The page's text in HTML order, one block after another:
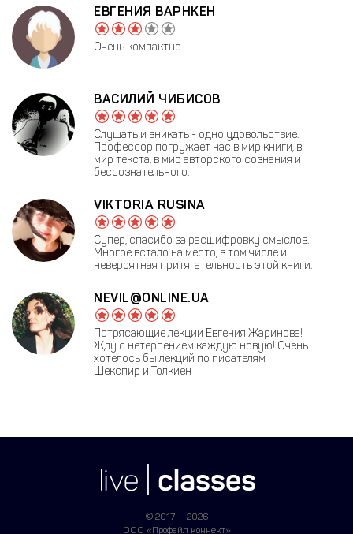
ЕВГЕНИЯ ВАРНКЕН
Очень компактно
ВАСИЛИЙ ЧИБИСОВ
Слушать и вникать - одно удовольствие.
Профессор погружает нас в мир книги, в
мир текста, в мир авторского сознания и
бессознательного.
VIKTORIA RUSINA
Супер, спасибо за расшифровку смыслов.
Многое встало на место, в том числе и
невероятная притягательность этой книги.
NEVIL@ONLINE.UA
Потрясающие лекции Евгения Жаринова!
Жду с нетерпением каждую новую! Очень
хотелось бы лекций по писателям
Шекспир и Толкиен
© 2017 — 2026
ООО «Профайл коннект»